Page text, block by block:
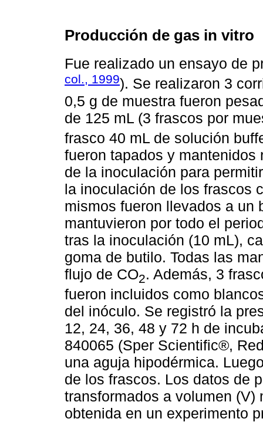
Producción de gas in vitro
Fue realizado un ensayo de
col., 1999). Se realizaron 3
0,5 g de muestra fueron
de 125 mL (3 frascos por
frasco 40 mL de solución
fueron tapados y mantenidos
de la inoculación para
la inoculación de los frascos
mismos fueron llevados a un
mantuvieron por todo el
tras la inoculación (10 mL),
goma de butilo. Todas las
flujo de CO2. Además, 3
fueron incluidos como
del inóculo. Se registró la
12, 24, 36, 48 y 72 h de
840065 (Sper Scientific®,
una aguja hipodérmica.
de los frascos. Los datos de
transformados a volumen
obtenida en un experimento